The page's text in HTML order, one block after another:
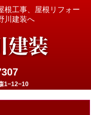
根工事、屋根リフォー
川建装へ
1−12−10